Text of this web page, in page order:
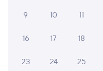
ЖД билеты Абакан
9 10 11
16 17 18
23 24 25